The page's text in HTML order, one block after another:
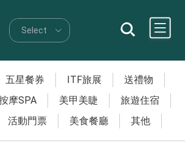
五星餐券 ITF旅展
送禮物
摩SPA 美甲美睫
旅遊住宿
活動門票 美食餐廳 其他